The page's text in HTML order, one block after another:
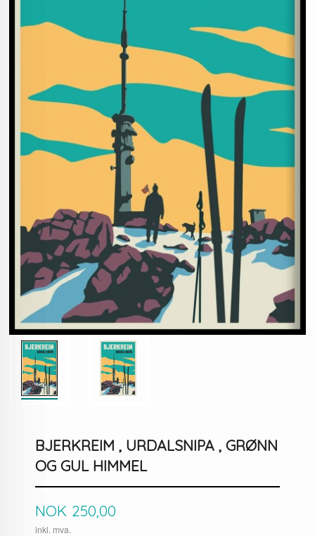
BJERKREIM , URDALSNIPA , GRØNN
OG GUL HIMMEL
Pris
NOK 250,00
inkl. mva.